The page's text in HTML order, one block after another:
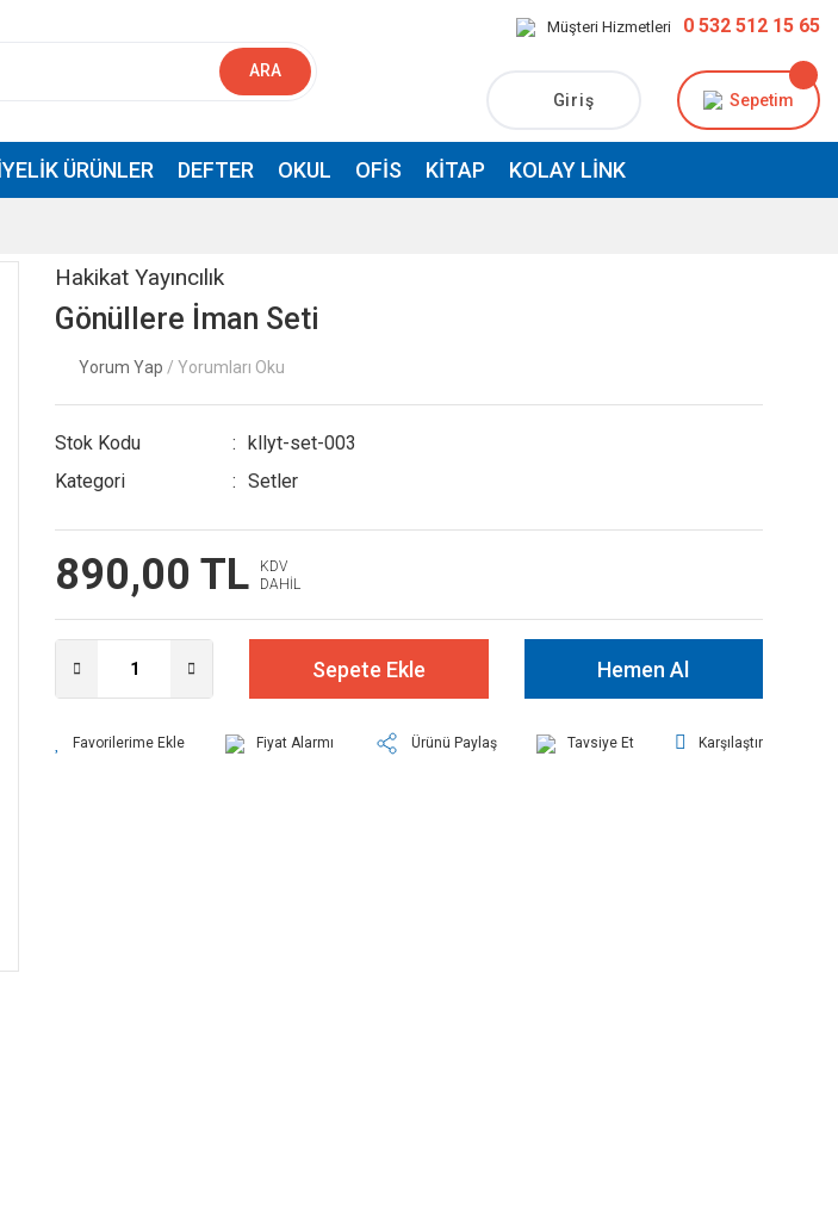
ARA
Müşteri Hizmetleri 0 532 512 15 65
Giriş Sepetim
ÜRÜNLER DEFTER OKUL OFIS KITAP KOLAY LINK
Hakikat Yayıncılık
Gönüllere İman Seti
Yorum Yap / Yorumları Oku
Stok Kodu
kllyt-set-003
Kategori
Setler
890,00 TL
KDV
DAHİL
Sepete Ekle Hemen Al
Fiyat Alarmı Ürünü Paylaş Tavsiye Et Karşılaştır